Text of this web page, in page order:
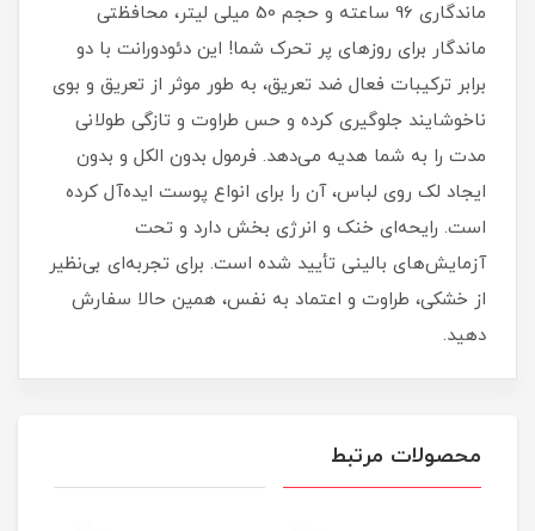
ماندگاری 96 ساعته و حجم 50 میلی لیتر، محافظتی
ماندگار برای روزهای پر تحرک شما! این دئودورانت با دو
برابر ترکیبات فعال ضد تعریق، به طور موثر از تعریق و بوی
ناخوشایند جلوگیری کرده و حس طراوت و تازگی طولانی
مدت را به شما هدیه می‌دهد. فرمول بدون الکل و بدون
ایجاد لک روی لباس، آن را برای انواع پوست ایده‌آل کرده
است. رایحه‌ای خنک و انرژی بخش دارد و تحت
آزمایش‌های بالینی تأیید شده است. برای تجربه‌ای بی‌نظیر
از خشکی، طراوت و اعتماد به نفس، همین حالا سفارش
دهید.
محصولات مرتبط